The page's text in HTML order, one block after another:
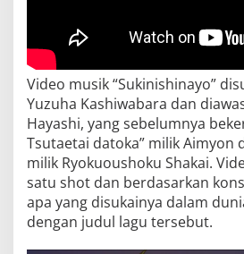
Video musik “Sukinishinayo”
Yuzuha Kashiwabara dan
Hayashi, yang sebelumnya
Tsutaetai datoka” milik Aimyon
milik Ryokuoushoku Shakai.
satu shot dan berdasarkan
apa yang disukainya dalam
dengan judul lagu tersebut.